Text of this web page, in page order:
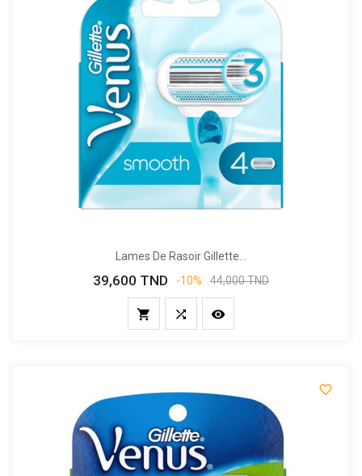
Lames De Rasoir Gillette...
Prix
39,600 TND
Prix
-10% 44,000 TND
  
